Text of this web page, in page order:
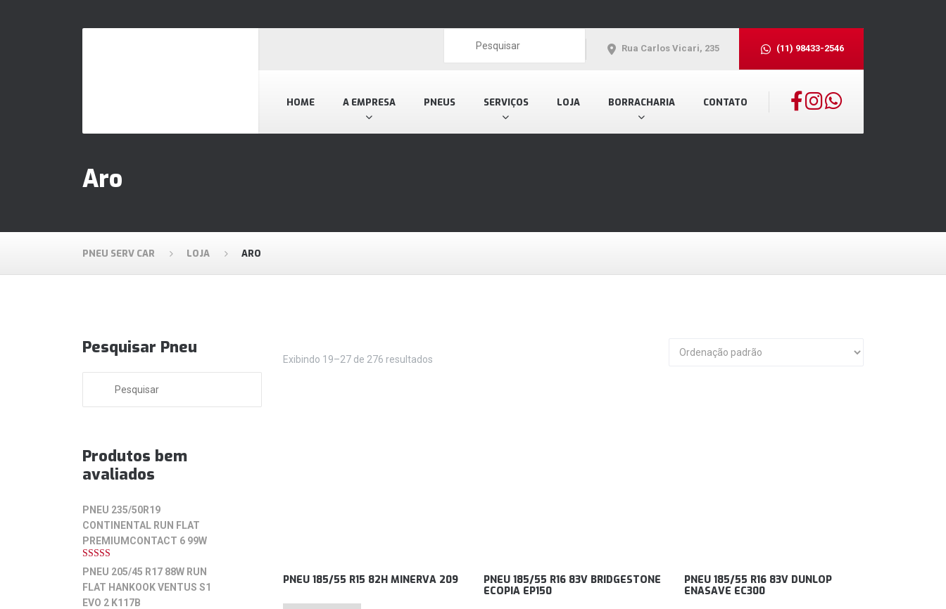
HOME A EMPRESA PNEUS SERVIÇOS LOJA BORRACHARIA CONTATO
Rua Carlos Vicari, 235 (11) 98433-2546
Aro
PNEU SERV CAR LOJA ARO
Exibindo 19–27 de 276 resultados
PNEU 185/55 R15 82H MINERVA 209
PNEU 185/55 R16 83V BRIDGESTONE
ECOPIA EP150
PNEU 185/55 R16 83V DUNLOP
ENASAVE EC300
Pesquisar Pneu
Produtos bem
avaliados
PNEU 235/50R19
CONTINENTAL RUN FLAT
PREMIUMCONTACT 6 99W
5de 5
PNEU 205/45 R17 88W RUN
FLAT HANKOOK VENTUS S1
EVO 2 K117B